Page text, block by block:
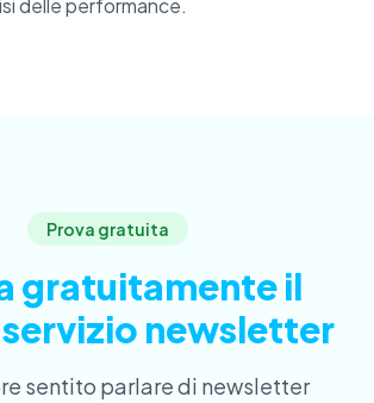
Prova gratuita
gratuitamente il
newsletter
sentito parlare di newsletter